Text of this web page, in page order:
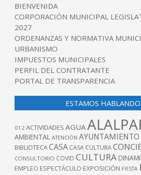
BIENVENIDA
CORPORACIÓN MUNICIPAL
2027
ORDENANZAS Y NORMATIVA
URBANISMO
IMPUESTOS MUNICIPALES
PERFIL DEL CONTRATANTE
PORTAL DE TRANSPARENCIA
ESTAMOS
012 ACTIVIDADES AGUA
AMBIENTAL ATENCIÓN AYUNTAMIENTO
BIBLIOTECACASA CASA CULTURA
CONSULTORIO COVID CULTURA
EMPLEO ESPECTÁCULO EXPOSICIÓN FIESTA